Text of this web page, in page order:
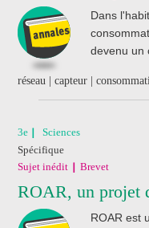
Dans
devenu un
réseau | capteur |
3e
Sciences
Spécifique
Sujet inédit
Brevet
ROAR, un projet
ROAR est